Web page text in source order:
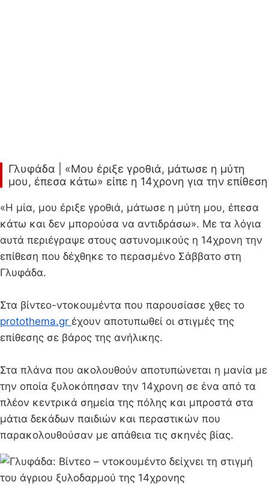
Γλυφάδα | «Μου έριξε γροθιά, μάτωσε η μύτη
μου, έπεσα κάτω» είπε η 14χρονη για την επίθεση
«Η μία, μου έριξε γροθιά, μάτωσε η μύτη μου, έπεσα
κάτω και δεν μπορούσα να αντιδράσω». Με τα λόγια
αυτά περιέγραψε στους αστυνομικούς η 14χρονη την
επίθεση που δέχθηκε το περασμένο Σάββατο στη
Γλυφάδα.
Στα βίντεο-ντοκουμέντα που παρουσίασε χθες το
protothema.gr έχουν αποτυπωθεί οι στιγμές της
επίθεσης σε βάρος της ανήλικης.
Στα πλάνα που ακολουθούν αποτυπώνεται η μανία με
την οποία ξυλοκόπησαν την 14χρονη σε ένα από τα
πλέον κεντρικά σημεία της πόλης και μπροστά στα
μάτια δεκάδων παιδιών και περαστικών που
παρακολουθούσαν με απάθεια τις σκηνές βίας.